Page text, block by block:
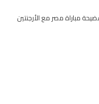
مباراة مصر مع الأرجنتين